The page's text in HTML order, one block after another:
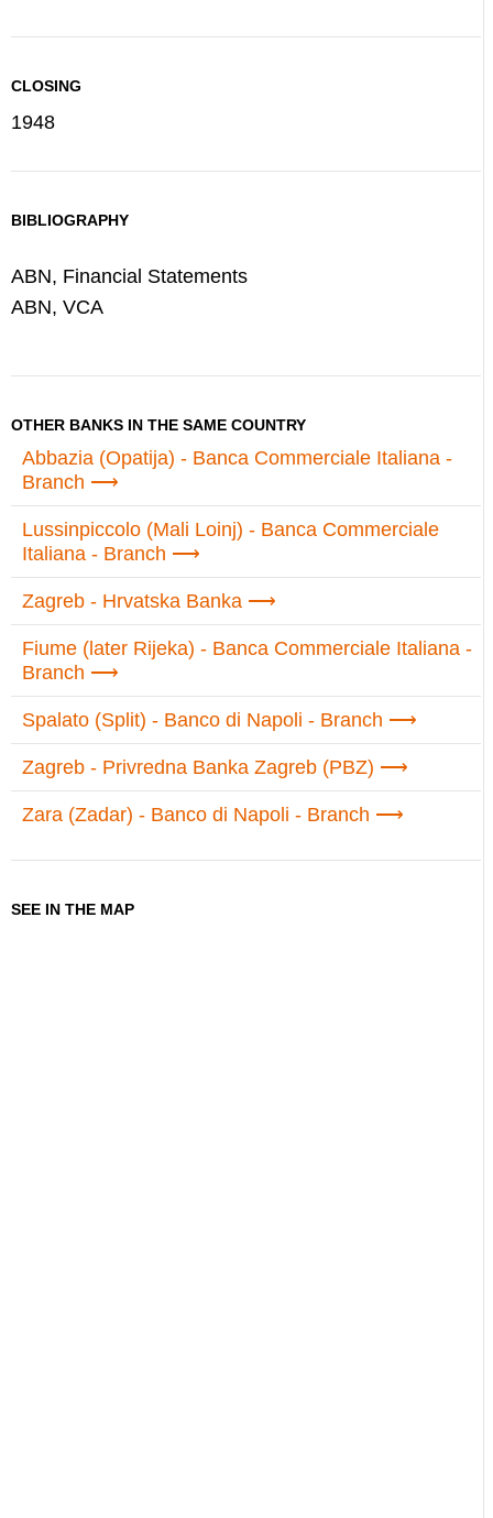
CLOSING
1948
BIBLIOGRAPHY
ABN, Financial Statements
ABN, VCA
OTHER BANKS IN THE SAME COUNTRY
Abbazia (Opatija) - Banca Commerciale Italiana -
Branch
Lussinpiccolo (Mali Loinj) - Banca Commerciale
Italiana - Branch
Zagreb - Hrvatska Banka
Fiume (later Rijeka) - Banca Commerciale Italiana -
Branch
Spalato (Split) - Banco di Napoli - Branch
Zagreb - Privredna Banka Zagreb (PBZ)
Zara (Zadar) - Banco di Napoli - Branch
SEE IN THE MAP